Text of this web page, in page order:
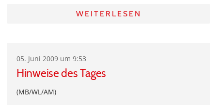
WEITERLESEN
05. Juni 2009 um 9:53
Hinweise des Tages
(MB/WL/AM)